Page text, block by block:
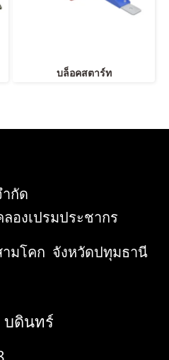
บล็อคสตาร์ท
กัด
องเปรมประชากร
มโคก จังหวัดปทุมธานี
ดินทร์